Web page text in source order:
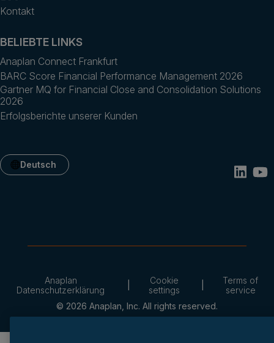
Kontakt
BELIEBTE LINKS
Anaplan Connect Frankfurt
BARC Score Financial Performance Management 2026
Gartner MQ for Financial Close and Consolidation Solutions
2026
Erfolgsberichte unserer Kunden
Deutsch
© 2026 Anaplan, Inc. All rights reserved.
Anaplan
Datenschutzerklärung
Cookie
settings
Terms of
service